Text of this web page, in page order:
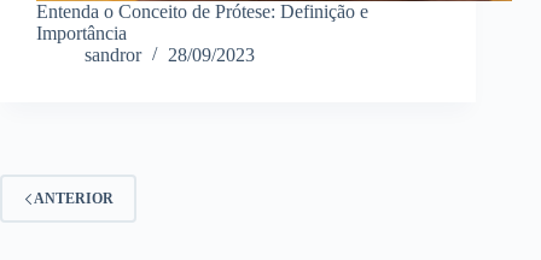
Entenda o Conceito de Prótese: Definição e
Importância
sandror
28/09/2023
ANTERIOR